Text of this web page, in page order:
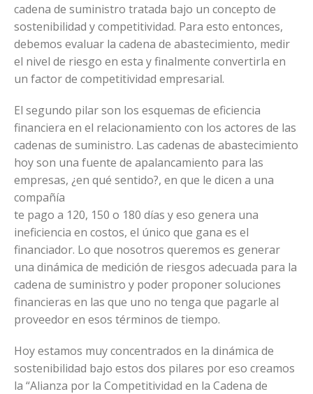
cadena de suministro tratada bajo un concepto de
sostenibilidad y competitividad. Para esto entonces,
debemos evaluar la cadena de abastecimiento, medir
el nivel de riesgo en esta y finalmente convertirla en
un factor de competitividad empresarial.
El segundo pilar son los esquemas de eficiencia
financiera en el relacionamiento con los actores de las
cadenas de suministro. Las cadenas de abastecimiento
hoy son una fuente de apalancamiento para las
empresas, ¿en qué sentido?, en que le dicen a una
compañía
te pago a 120, 150 o 180 días y eso genera una
ineficiencia en costos, el único que gana es el
financiador. Lo que nosotros queremos es generar
una dinámica de medición de riesgos adecuada para la
cadena de suministro y poder proponer soluciones
financieras en las que uno no tenga que pagarle al
proveedor en esos términos de tiempo.
Hoy estamos muy concentrados en la dinámica de
sostenibilidad bajo estos dos pilares por eso creamos
la “Alianza por la Competitividad en la Cadena de